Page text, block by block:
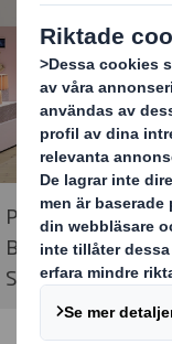
På museet
Bruno Mathsson-
Smith. Foto: